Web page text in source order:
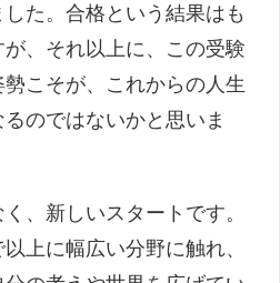
た。合格という結果はも
、それ以上に、この受験
こそが、これからの人生
のではないかと思いま
、新しいスタートです。
上に幅広い分野に触れ、